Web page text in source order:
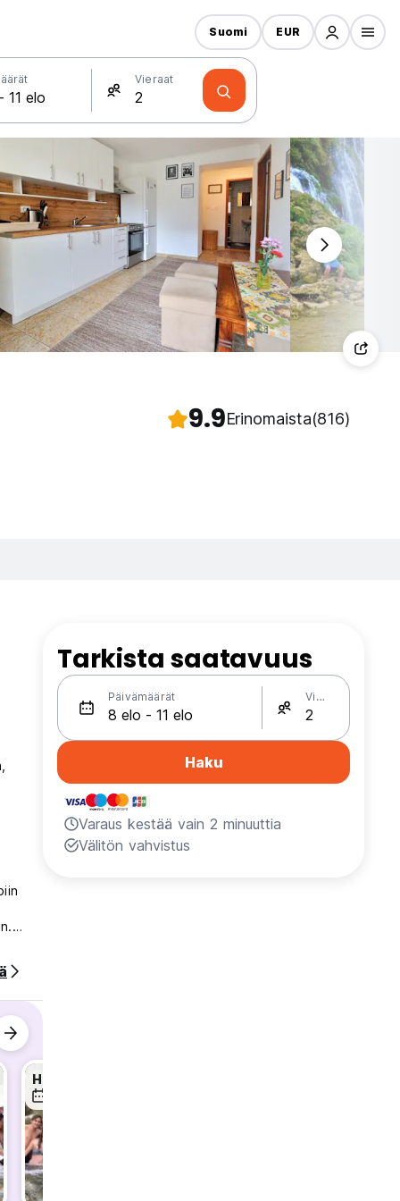
Vieraat
Suomi EUR
9.9Erinomaista(816)
Tarkista saatavuus
Päivämäärät Vieraat
Haku
Varaus kestää vain 2 minuuttia
Välitön vahvistus